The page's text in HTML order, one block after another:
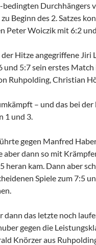
bedingten Durchhängers
Beginn des 2. Satzes
Peter Woiczik mit 6:2
Hitze angegriffene Jiri
und 5:7 sein erstes Match
Ruhpolding, Christian
– und das bei
1 und 3.
gegen Manfred
aber dann so mit
heran kam. Dann aber
Spiele zum 7:5
dann das letzte noch
gegen die
Knörzer aus